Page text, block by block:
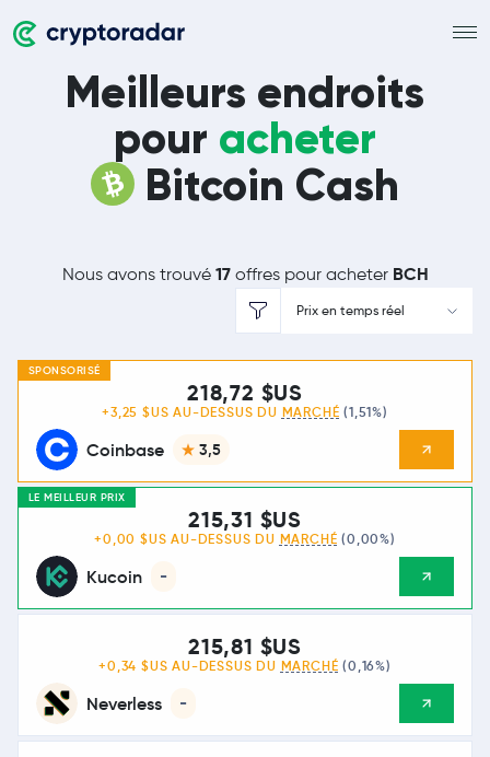
Meilleurs endroits
pour acheter
Bitcoin Cash
Nous avons trouvé 17offres pour acheter BCH
Prix en temps réel
SPONSORISÉ
Coinbase 3,5
218,72 $US
+3,25 $US AU-DESSUS DU MARCHÉ (1,51%)
LE MEILLEUR PRIX
Kucoin -
215,31 $US
+0,00 $US AU-DESSUS DU MARCHÉ (0,00%)
Neverless -
215,81 $US
+0,34 $US AU-DESSUS DU MARCHÉ (0,16%)